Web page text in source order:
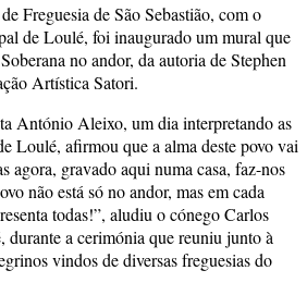
Freguesia de São Sebastião, com o
de Loulé, foi inaugurado um mural que
no andor, da autoria de Stephen
Artística Satori.
António Aleixo, um dia interpretando as
Loulé, afirmou que a alma deste povo vai
agora, gravado aqui numa casa, faz-nos
não está só no andor, mas em cada
todas!”, aludiu o cónego Carlos
a cerimónia que reuniu junto à
vindos de diversas freguesias do